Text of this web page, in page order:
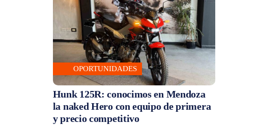
OPORTUNIDADES
Hunk 125R: conocimos en Mendoza
la naked Hero con equipo de primera
y precio competitivo